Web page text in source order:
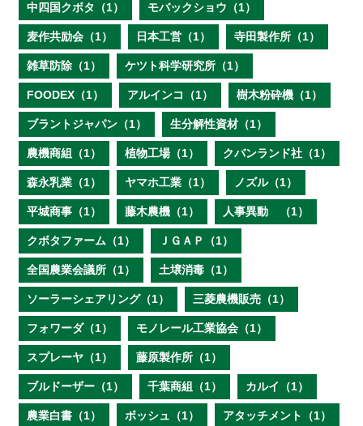
中四国クボタ（1） モバックショウ（1）
麦作共励会（1） 日本工営（1） 寺田製作所（1）
雑草防除（1） ケツト科学研究所（1）
FOODEX（1） アルインコ（1） 樹木粉砕機（1）
ブラントジャパン（1） 生分解性資材（1）
農機商組（1） 植物工場（1） クバンランド社（1）
森永乳業（1） ヤマホ工業（1） ノズル（1）
平城商事（1） 藤木農機（1） 人事異動 （1）
クボタファーム（1） ＪＧＡＰ（1）
全国農業会議所（1） 土壌消毒（1）
ソーラーシェアリング（1） 三菱農機販売（1）
フォワーダ（1） モノレール工業協会（1）
スプレーヤ（1） 藤原製作所（1）
ブルドーザー（1） 千葉商組（1） カルイ（1）
農業白書（1） ボッシュ（1） アタッチメント（1）